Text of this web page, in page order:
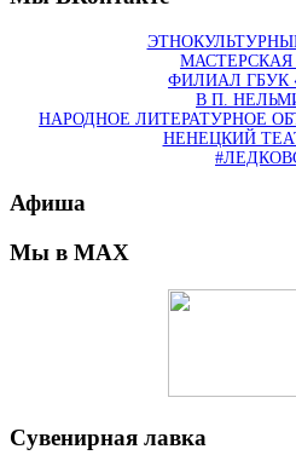
ФИЛИАЛ ГБУК
В П.
НАРОДНОЕ ЛИТЕРАТУРНОЕ
НЕНЕЦКИЙ
Афиша
Мы в MAX
Сувенирная лавка